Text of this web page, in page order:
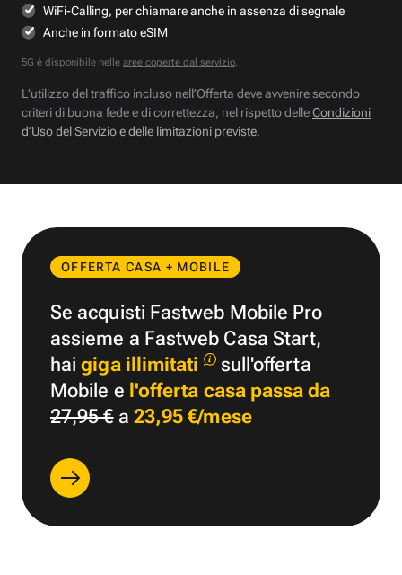
WiFi-Calling, per chiamare anche in assenza di segnale
Anche in formato eSIM
5G è disponibile nelle aree coperte dal servizio.
L’utilizzo del traffico incluso nell’Offerta deve avvenire secondo
criteri di buona fede e di correttezza, nel rispetto delleCondizioni
d’Uso del Servizio e delle limitazioni previste.
OFFERTA CASA + MOBILE
Se acquisti Fastweb Mobile Pro
assieme a Fastweb Casa Start,
haigiga illimitati
sull'offerta
Mobile e l'offerta casa passa da
27,95 €a 23,95 €/mese